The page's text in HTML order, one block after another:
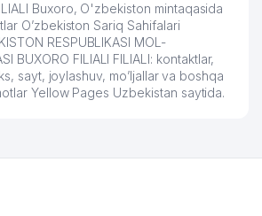
Buxoro, O'zbekiston mintaqasida
O’zbekiston Sariq Sahifalari
RESPUBLIKASI MOL-
BUXORO FILIALI FILIALI: kontaktlar,
sayt, joylashuv, mo’ljallar va boshqa
Yellow Pages Uzbekistan saytida.